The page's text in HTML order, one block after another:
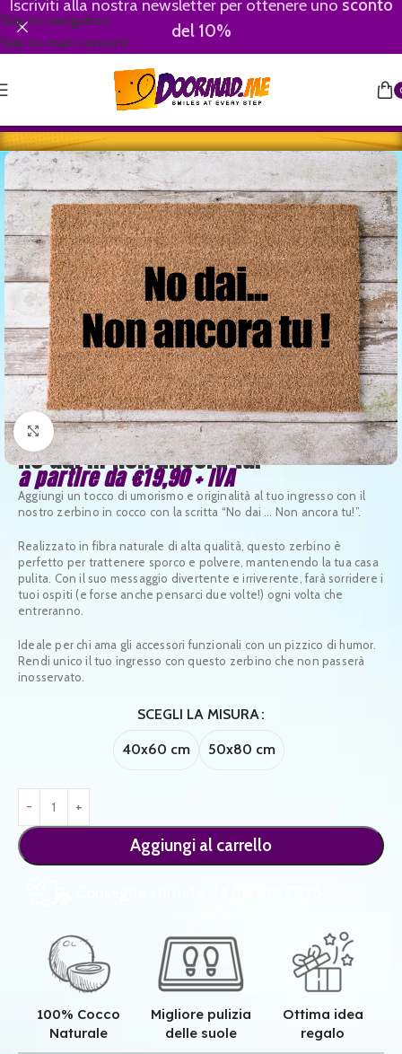
Skip to navigation
Skip to main content
Iscriviti alla nostra newsletter per ottenere uno sconto
del 10%
Clicca per ingrandire
No dai … Non ancora tu!
a partire da€19,90+ IVA
Aggiungi un tocco di umorismo e originalità al tuo ingresso con il
nostro zerbino in cocco con la scritta “No dai … Non ancora tu!”.
Realizzato in fibra naturale di alta qualità, questo zerbino è
perfetto per trattenere sporco e polvere, mantenendo la tua casa
pulita. Con il suo messaggio divertente e irriverente, farà sorridere i
tuoi ospiti (e forse anche pensarci due volte!) ogni volta che
entreranno.
Ideale per chi ama gli accessori funzionali con un pizzico di humor.
Rendi unico il tuo ingresso con questo zerbino che non passerà
inosservato.
SCEGLI LA MISURA
40x60 cm 50x80 cm
Aggiungi al carrello
100% Cocco
Naturale
Migliore pulizia
delle suole
Ottima idea
regalo